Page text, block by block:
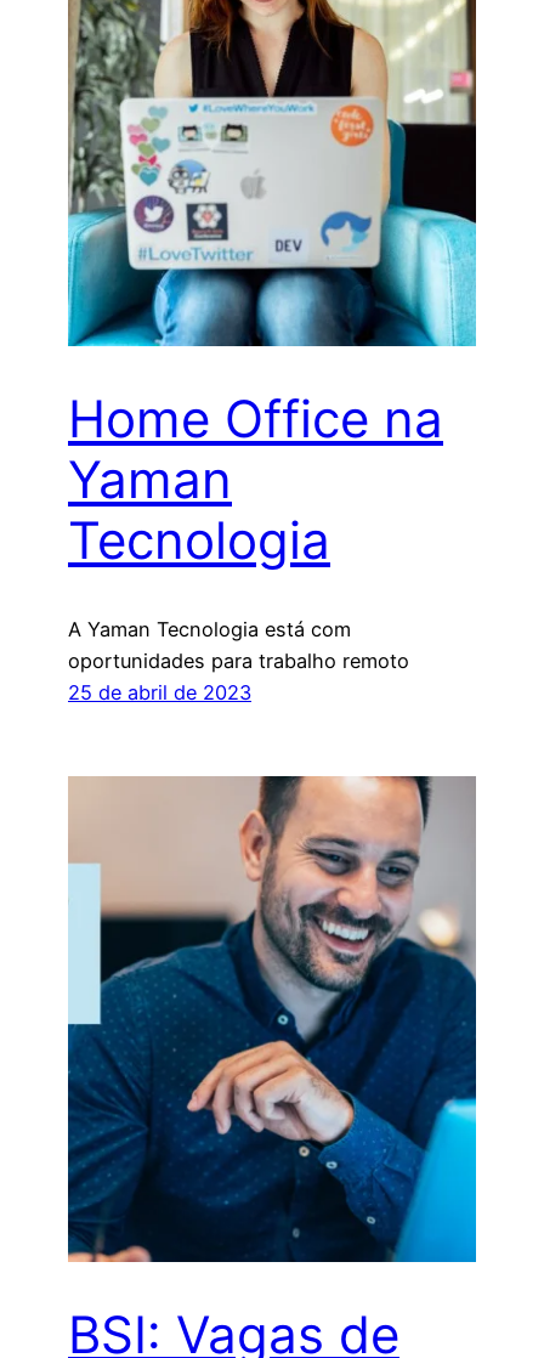
Home Office na
Yaman
Tecnologia
A Yaman Tecnologia está com
oportunidades para trabalho remoto
25 de abril de 2023
BSI: Vagas de